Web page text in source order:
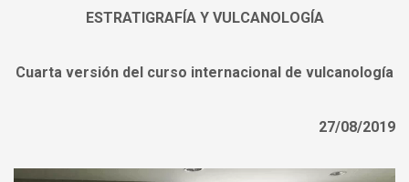
ESTRATIGRAFÍA Y VULCANOLOGÍA
Cuarta versión del curso internacional de vulcanología
27/08/2019